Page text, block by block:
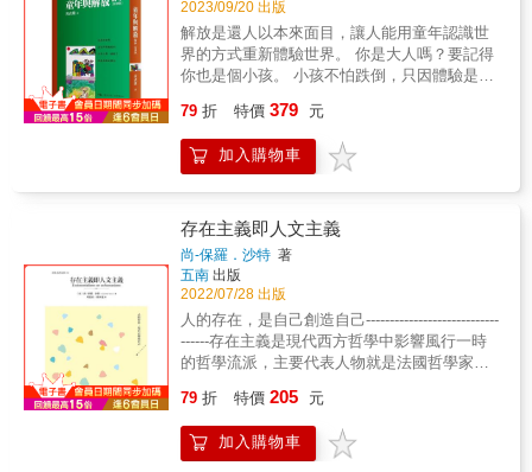
時代，我們應該如何讀書？讀什麼樣的書？見
微知著是現代人少量且精準閱讀習慣裡的理想
選項：圖文、輕盈、情緒動人，並有著真、
善、美的古典良意。
膨、加密貨幣、外交談判、取消文化、公民不
服從與群眾憤怒等，這些看似分散的現象，平
克以一貫的犀利筆觸與科學洞見，結合心理
學、經濟學與歷史案例，揭示人類如何在「彼
作關係的聚焦點。這是十五年的研究結晶，也
是他對「人類如何理解他人」最精彩的回
答。 專業推薦鉑澈行銷顧問策略長／劉奕酉國
度金針資本董事長／林益全各界讚譽「這本新
作本可輕易顯得艱澀或抽象，[但] 卻注入了一
股震撼的危機感、道德性與現實力量。」——
《觀察家報》（The Observer, UK）「引人入
勝……為各種看似非理性的人類行為提供了一
套合乎邏輯的解釋。」——《金融時報》
（Financial Times）「這是一篇展現其特有的
清晰筆觸、由一位極具天賦的科普作者所完成
的精彩論述……我們需要下一代的史迪芬‧平
『公共知識分子』的年代，《共同知識》提醒
了我們：真正的公共知識分子該是什麼樣
☆ 《孤獨的哲學》借鑒哲學、心理學和社會科
學的最新研究，區分不同類型的孤獨，分析了
孤獨的心理和社會特徵，也討論孤獨如何影響
一個人的生活品質以及身心健康，並提出了數
項值得深究的思考： & ①孤獨、單獨與獨處三
感？ ③擁有愛情與友情，就不孤獨了嗎？ ④幸
福是能為自己的孤獨負起責任？ & 本書更提
出：現代社會的主要問題不是我們有太多的孤
刻，實際上能讓我們更深刻認識自己、了解自
己立足在世界的什麼位置。 & ▍在混亂世代藉
哲學思考日常，重新對焦我們與世界的關係 挪
威當代知名哲學家拉斯．史文德森，擅長以輕
鬆淺白的語言，透過哲學持續不斷研究現今社
會的日常議題，譬如無聊、自由、孤獨、謊
言、恐懼、邪惡等，挖掘人性中最深沉情感的
到其獨特的光亮。也讓我們在資訊嘈雜的現
世，學會用理性探求本質，重新檢視各個普世
共通的心理情狀，從而構築出適合自己的思
2023/09/20 出版
解放是還人以本來面目，讓人能用童年認識世
界的方式重新體驗世界。 你是大人嗎？要記得
你也是個小孩。 小孩不怕跌倒，只因體驗是他
本》前半談的是童年的原始創造特質，後半則
論及人的思想解放。透過人的成長、發展與解
放，拓展世世代代人類的共同體驗，讓超越階
德、黑格爾到皮亞傑，從沙特到昆德拉，馳騁
知識的原野。反覆的論證，揭示兒童成長的真
象，並進一步討論理性的侷限與人思想的解
放。 & 作者以生動的筆法寫下「跌倒的次數沒
寫在臉上」，讓讀者彷彿重新經歷自己的童
年。作者廣泛閱讀、勤於思考、追求教育改革
並付諸實行，他的執著令人感動。 & 410教改
運動將屆滿三十周年，《童年與解放衍本》復
刻版的發行，讓社會大眾重新檢視三十年前黃
意義，也蘊含歷久不衰的人文思考。 &
79 折 特價 379 元
加入購物車
存在主義即人文主義
尚-保羅．沙特 著
五南 出版
2022/07/28 出版
人的存在，是自己創造自己----------------------------
------存在主義是現代西方哲學中影響風行一時
的哲學流派，主要代表人物就是法國哲學家沙
在主義的鼻祖」；他的思想浸透於各種意識形
態和生活方式之中。本書由兩篇構成：〈存在
主義即人文主義〉(又譯作〈存在主義是一種人
79 折 特價 205 元
加入購物車